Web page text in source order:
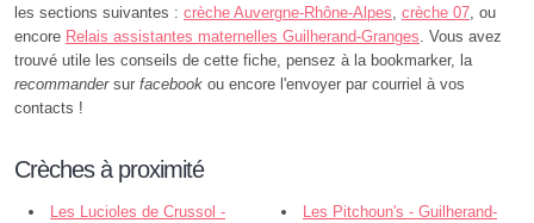
les sections suivantes : crèche Auvergne-Rhône-Alpes, crèche 07, ou
encore Relais assistantes maternelles Guilherand-Granges. Vous avez
trouvé utile les conseils de cette fiche, pensez à la bookmarker, la
recommandersur facebook ou encore l'envoyer par courriel à vos
contacts !
Crèches à proximité
Les Lucioles de Crussol -
Les Pitchoun's - Guilherand-